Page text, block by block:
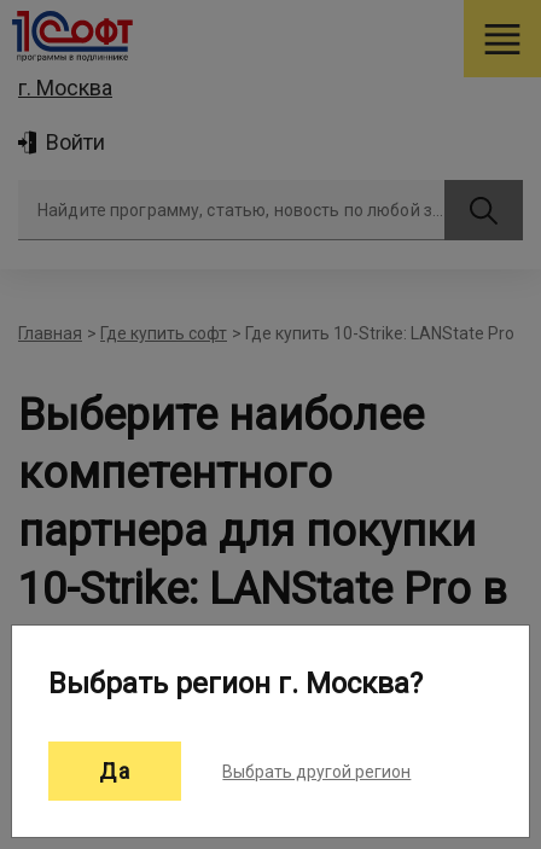
г. Москва
Войти
Главная > Где купить софт > Где купить 10-Strike: LANState Pro
Выберите наиболее
компетентного
партнера для покупки
10-Strike: LANState Pro в
Выбрать регион г. Москва?
Да Выбрать другой регион